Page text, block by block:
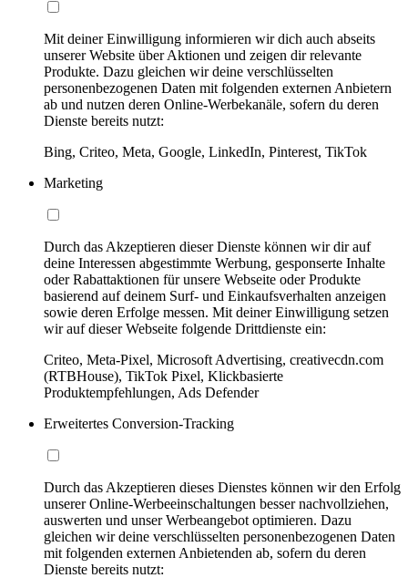
Mit deiner Einwilligung informieren wir dich auch abseits
unserer Website über Aktionen und zeigen dir relevante
Produkte. Dazu gleichen wir deine verschlüsselten
personenbezogenen Daten mit folgenden externen Anbietern
ab und nutzen deren Online-Werbekanäle, sofern du deren
Dienste bereits nutzt:
Bing, Criteo, Meta, Google, LinkedIn, Pinterest, TikTok
Marketing
Durch das Akzeptieren dieser Dienste können wir dir auf
deine Interessen abgestimmte Werbung, gesponserte Inhalte
oder Rabattaktionen für unsere Webseite oder Produkte
basierend auf deinem Surf- und Einkaufsverhalten anzeigen
sowie deren Erfolge messen. Mit deiner Einwilligung setzen
wir auf dieser Webseite folgende Drittdienste ein:
Criteo, Meta-Pixel, Microsoft Advertising, creativecdn.com
(RTBHouse), TikTok Pixel, Klickbasierte
Produktempfehlungen, Ads Defender
Erweitertes Conversion-Tracking
Durch das Akzeptieren dieses Dienstes können wir den Erfolg
unserer Online-Werbeeinschaltungen besser nachvollziehen,
auswerten und unser Werbeangebot optimieren. Dazu
gleichen wir deine verschlüsselten personenbezogenen Daten
mit folgenden externen Anbietenden ab, sofern du deren
Dienste bereits nutzt: